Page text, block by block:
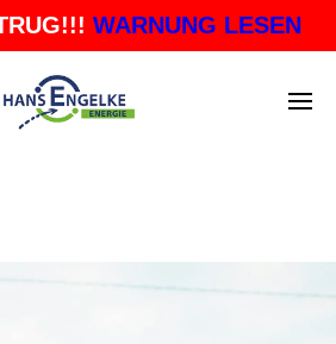
WARNUNG LESEN